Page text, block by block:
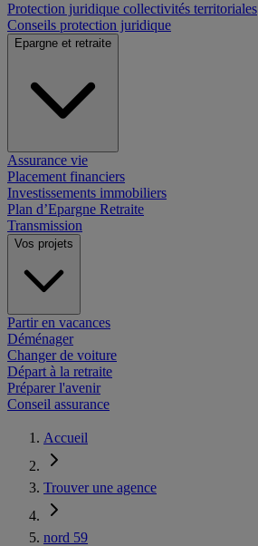
Protection juridique collectivités territoriales
Conseils protection juridique
Epargne et retraite
Assurance vie
Placement financiers
Investissements immobiliers
Plan d’Epargne Retraite
Transmission
Vos projets
Partir en vacances
Déménager
Changer de voiture
Départ à la retraite
Préparer l'avenir
Conseil assurance
Accueil
Trouver une agence
nord 59